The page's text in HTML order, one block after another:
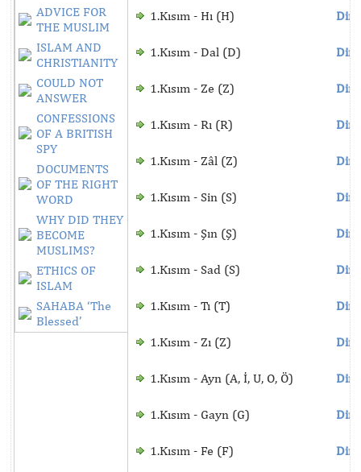
ADVICE FOR
THE MUSLIM
ISLAM AND
CHRISTIANITY
COULD NOT
ANSWER
CONFESSIONS
OF A BRITISH
SPY
DOCUMENTS
OF THE RIGHT
WORD
WHY DID THEY
BECOME
MUSLIMS?
ETHICS OF
ISLAM
SAHABA ‘The
Blessed’
1.Kısım - Hı (H)
1.Kısım - Dal (D)
1.Kısım - Ze (Z)
1.Kısım - Rı (R)
1.Kısım - Zâl (Z)
1.Kısım - Sin (S)
1.Kısım - Şın (Ş)
1.Kısım - Sad (S)
1.Kısım - Tı (T)
1.Kısım - Zı (Z)
1.Kısım - Ayn (A, İ, U, O, Ö)
1.Kısım - Gayn (G)
1.Kısım - Fe (F)